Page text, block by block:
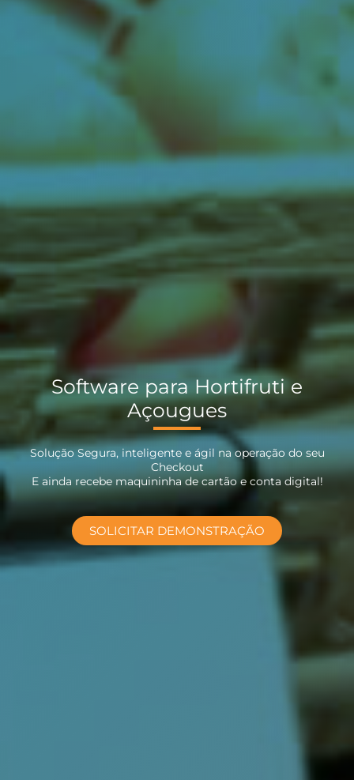
Software para Hortifruti e
Açougues
Solução Segura, inteligente e ágil na operação do seu
Checkout
E ainda recebe maquininha de cartão e conta digital!
SOLICITAR DEMONSTRAÇÃO